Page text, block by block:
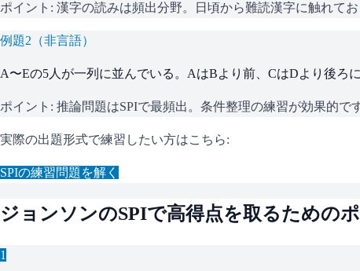
ポイント: 漢字の読みは頻出分野。日頃から難読漢字に触れてお
例題2 （非言語）
A〜Eの5人が一列に並んでいる。AはBより前、CはDより後ろ
ポイント: 推論問題はSPIで最頻出。条件整理の練習が効果的です
実際の出題形式で練習したい方はこちら:
SPIの練習問題を解く
ジョンソンのSPIで高得点を取るための
1